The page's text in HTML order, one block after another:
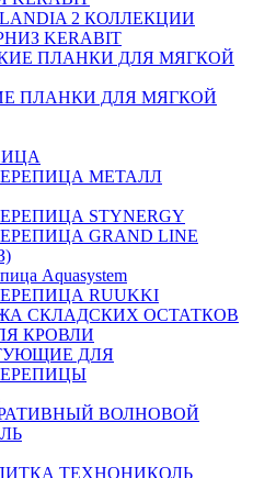
2 КОЛЛЕКЦИИ
KERABIT
ПЛАНКИ ДЛЯ МЯГКОЙ
МЕТАЛЛ
STYNERGY
GRAND LINE
Aquasystem
RUUKKI
СКЛАДСКИХ ОСТАТКОВ
КРОВЛИ
ДЛЯ
ВОЛНОВОЙ